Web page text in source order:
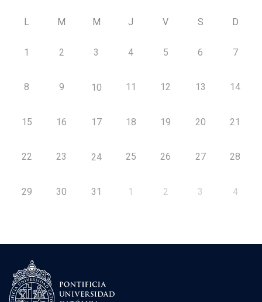
L M M J V S D
1 2 3 4 5 6 7
8 9 10 11 12 13 14
15 16 17 18 19 20 21
22 23 24 25 26 27 28
29 30 31 1 2 3 4